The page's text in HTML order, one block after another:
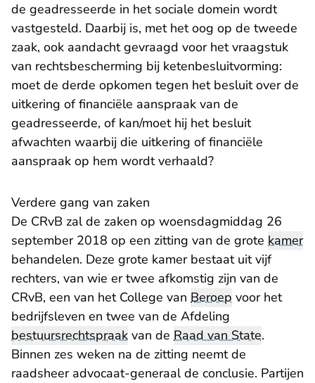
de geadresseerde in het sociale domein wordt
vastgesteld. Daarbij is, met het oog op de tweede
zaak, ook aandacht gevraagd voor het vraagstuk
van rechtsbescherming bij ketenbesluitvorming:
moet de derde opkomen tegen het besluit over de
uitkering of financiële aanspraak van de
geadresseerde, of kan/moet hij het besluit
afwachten waarbij die uitkering of financiële
aanspraak op hem wordt verhaald?
Verdere gang van zaken
De CRvB zal de zaken op woensdagmiddag 26
september 2018 op een zitting van de grote kamer
behandelen. Deze grote kamer bestaat uit vijf
rechters, van wie er twee afkomstig zijn van de
CRvB, een van het College van Beroep voor het
bedrijfsleven en twee van de Afdeling
bestuursrechtspraak van de Raad van State.
Binnen zes weken na de zitting neemt de
raadsheer advocaat-generaal de conclusie. Partijen